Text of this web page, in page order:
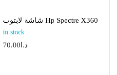
شاشة لابتوب Hp Spectre X360
in stock
د.ا 70.00